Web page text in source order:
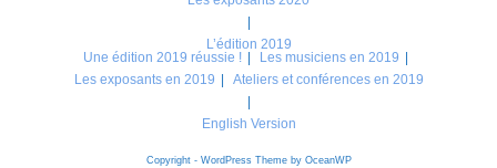
L’édition 2019
Une édition 2019 réussie !
Les musiciens en 2019
Les exposants en 2019
Ateliers et conférences en 2019
English Version
Copyright - WordPress Theme by OceanWP